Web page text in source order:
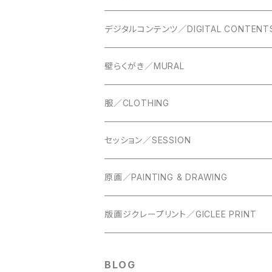
アートプリント／Art Print Poster
カレンダー／CALENDAR
ポストカード／Postcards
大きな絵はがき／Big Postcards
絵はがき／Postcards
デジタルコンテンツ／DIGITAL
画像／PICTURE
おひねり／TIPPING
壁らくがき／MURAL
服／CLOTHING
Tシャツ／T-shirts
速乾ドライTシャツ／ Quick Dry T-shirt
セッション／SESSION
セッションドローイング／SESSION &
あなたへの生きもの達／Creatures For You
原画／PAINTING & DRAWING
ペインティング／painting
版画ジクレープリント／GICLEE PRINT
BLOG